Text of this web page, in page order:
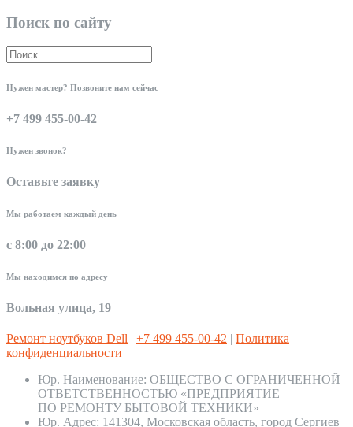
Поиск по сайту
Нужен мастер? Позвоните нам сейчас
+7 499 455-00-42
Нужен звонок?
Оставьте заявку
Мы работаем каждый день
с 8:00 до 22:00
Мы находимся по адресу
Вольная улица, 19
Ремонт ноутбуков Dell | +7 499 455-00-42 | Политика
конфиденциальности
Юр. Наименование: ОБЩЕСТВО С ОГРАНИЧЕННОЙ
ОТВЕТСТВЕННОСТЬЮ «ПРЕДПРИЯТИЕ
ПО РЕМОНТУ БЫТОВОЙ ТЕХНИКИ»
Юр. Адрес: 141304, Московская область, город Сергиев